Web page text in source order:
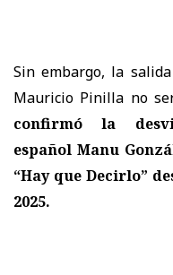
Sin embargo, la
Mauricio Pinilla no
confirmó la
español Manu
“Hay que Decirlo”
2025.